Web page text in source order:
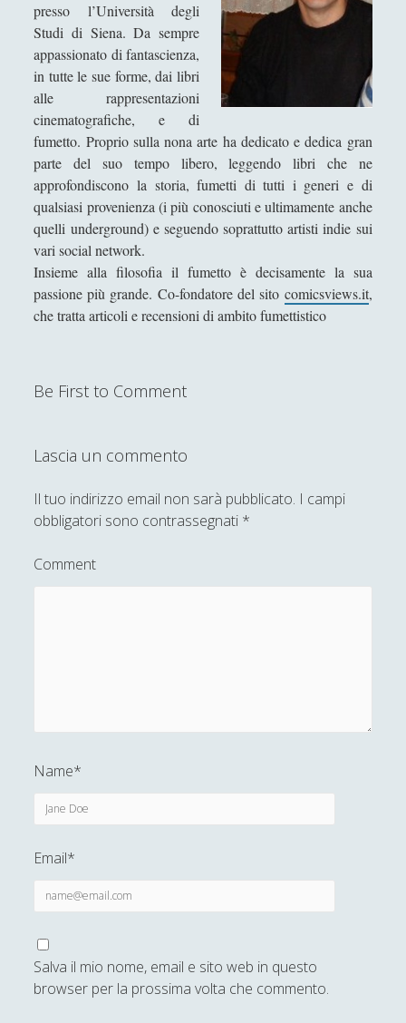
Rudy Gallerani
Sonia Cosio
Salvatore Magra
Sergio Pampanini
Simone Di Massa
Stefano Bernini
Stefano Sabatini
Tullio Aebischer
Umberto Rossolini
Valeria Franco
presso l’Università degli
Studi di Siena. Da sempre
appassionato di fantascienza,
in tutte le sue forme, dai libri
alle rappresentazioni
cinematografiche, e di
fumetto. Proprio sulla nona arte ha dedicato e dedica gran
parte del suo tempo libero, leggendo libri che ne
approfondiscono la storia, fumetti di tutti i generi e di
qualsiasi provenienza (i più conosciuti e ultimamente anche
quelli underground) e seguendo soprattutto artisti indie sui
vari social network.
Insieme alla filosofia il fumetto è decisamente la sua
passione più grande. Co-fondatore del sito comicsviews.it,
che tratta articoli e recensioni di ambito fumettistico
Be First to Comment
Lascia un commento
Il tuo indirizzo email non sarà pubblicato. I campi
obbligatori sono contrassegnati *
Comment
Name*
Email*
Salva il mio nome, email e sito web in questo
browser per la prossima volta che commento.